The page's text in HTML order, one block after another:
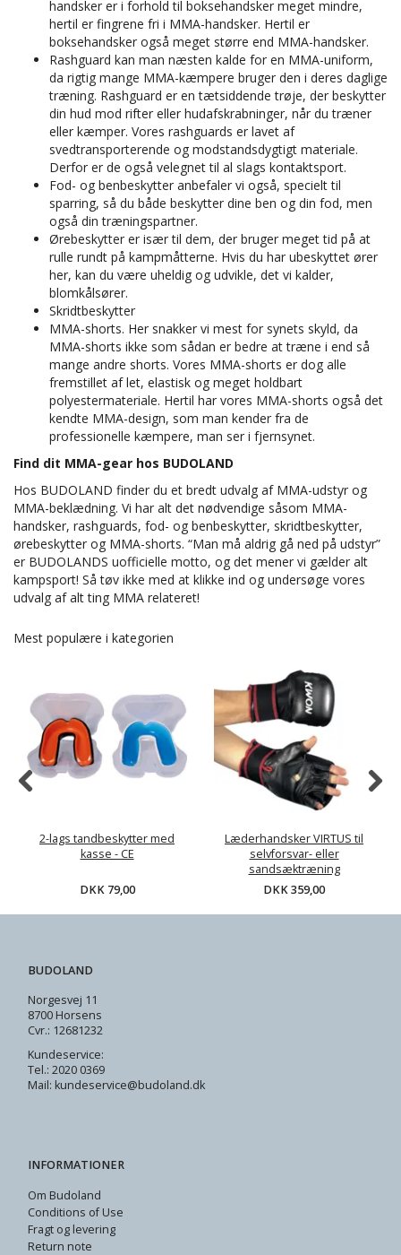
handsker er i forhold til boksehandsker meget mindre,
hertil er fingrene fri i MMA-handsker. Hertil er
boksehandsker også meget større end MMA-handsker.
Rashguard kan man næsten kalde for en MMA-uniform,
da rigtig mange MMA-kæmpere bruger den i deres daglige
træning. Rashguard er en tætsiddende trøje, der beskytter
din hud mod rifter eller hudafskrabninger, når du træner
eller kæmper. Vores rashguards er lavet af
svedtransporterende og modstandsdygtigt materiale.
Derfor er de også velegnet til al slags kontaktsport.
Fod- og benbeskytter anbefaler vi også, specielt til
sparring, så du både beskytter dine ben og din fod, men
også din træningspartner.
Ørebeskytter er især til dem, der bruger meget tid på at
rulle rundt på kampmåtterne. Hvis du har ubeskyttet ører
her, kan du være uheldig og udvikle, det vi kalder,
blomkålsører.
Skridtbeskytter
MMA-shorts. Her snakker vi mest for synets skyld, da
MMA-shorts ikke som sådan er bedre at træne i end så
mange andre shorts. Vores MMA-shorts er dog alle
fremstillet af let, elastisk og meget holdbart
polyestermateriale. Hertil har vores MMA-shorts også det
kendte MMA-design, som man kender fra de
professionelle kæmpere, man ser i fjernsynet.
Find dit MMA-gear hos BUDOLAND
Hos BUDOLAND finder du et bredt udvalg af MMA-udstyr og
MMA-beklædning. Vi har alt det nødvendige såsom MMA-
handsker, rashguards, fod- og benbeskytter, skridtbeskytter,
ørebeskytter og MMA-shorts. “Man må aldrig gå ned på udstyr”
er BUDOLANDS uofficielle motto, og det mener vi gælder alt
kampsport! Så tøv ikke med at klikke ind og undersøge vores
udvalg af alt ting MMA relateret!
Mest populære i kategorien
2-lags tandbeskytter med
kasse - CE
DKK 79,00
Læderhandsker VIRTUS til
selvforsvar- eller
sandsæktræning
DKK 359,00
BUDOLAND
Norgesvej 11
8700 Horsens
Cvr.: 12681232
Kundeservice:
Tel.: 2020 0369
Mail: kundeservice@budoland.dk
INFORMATIONER
Om Budoland
Conditions of Use
Fragt og levering
Return note